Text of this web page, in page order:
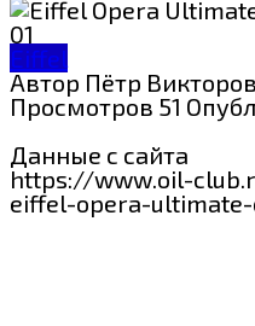
Eiffel
Автор Пётр
Просмотров 51
Данные с сайта
https://www.oil-
eiffel-opera-